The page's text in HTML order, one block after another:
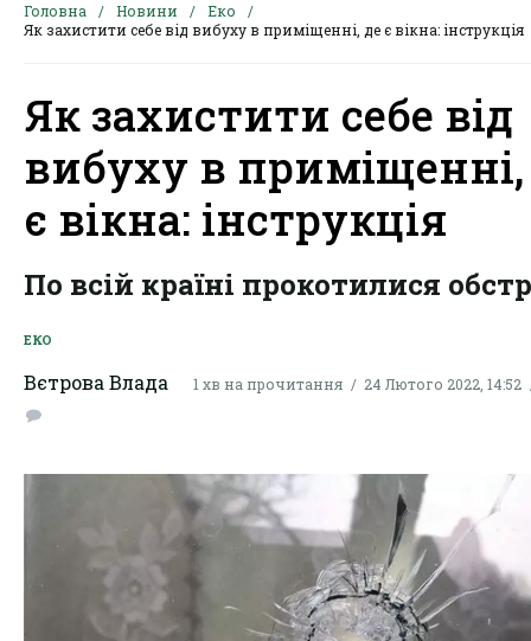
Головна Новини
Еко
Як захистити себе від вибуху в приміщенні, де є вікна: інструкція
Як захистити себе від
вибуху в приміщенні,
є вікна: інструкція
По всій країні прокотилися
ЕКО
Вєтрова Влада 1 хв на прочитання 24 Лютого 2022, 14:52